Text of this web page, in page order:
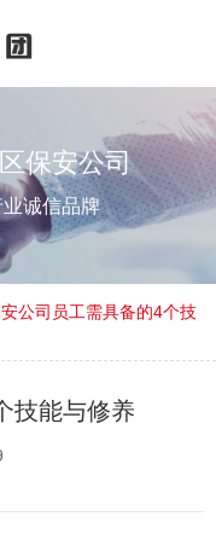
保安公司
诚信品牌
公司员工需具备的4个技
技能与修养